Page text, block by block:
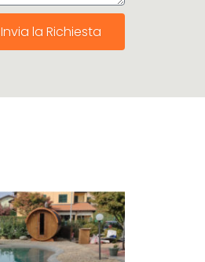
Invia la Richiesta